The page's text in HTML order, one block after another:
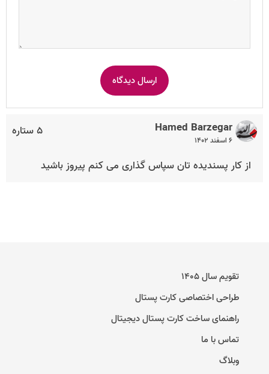
۵ ستاره Hamed Barzegar
۶ اسفند ۱۴۰۲
از کار پسندیده تان سپاس گذاری می کنم پیروز باشید
تقویم سال ۱۴۰۵
طراحی اختصاصی کارت پستال
راهنمای ساخت کارت پستال دیجیتال
تماس با ما
وبلاگ